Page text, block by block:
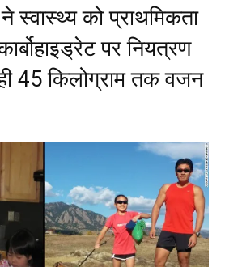
स्वास्थ्य को प्राथमिकता
पर नियत्रण
45 किलोग्राम तक वजन